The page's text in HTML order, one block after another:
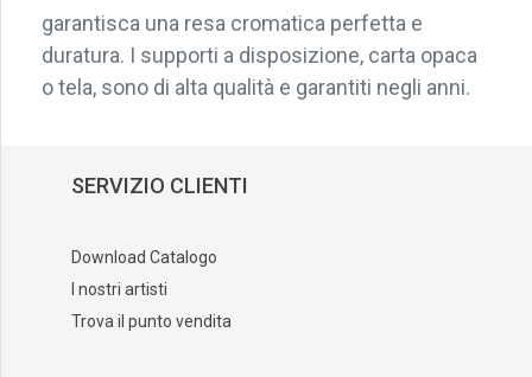
garantisca una resa cromatica perfetta e
duratura. I supporti a disposizione, carta opaca
o tela, sono di alta qualità e garantiti negli anni.
SERVIZIO CLIENTI
Download Catalogo
I nostri artisti
Trova il punto vendita